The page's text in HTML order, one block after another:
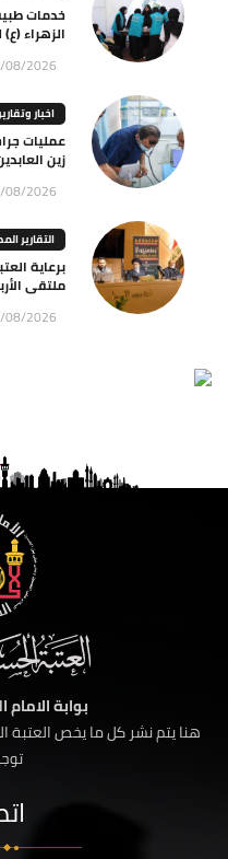
خدمات
الزهراء (ع)
08/2026
اخبار
عمليات
زين
08/2026
التقارير
برعاية
ملتقى
08/2026
بوابة
هنا يتم نشر كل ما يخص العتبة